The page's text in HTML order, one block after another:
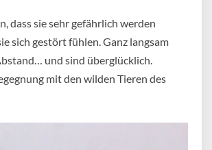
dass sie sehr gefährlich werden
sich gestört fühlen. Ganz langsam
und sind überglücklich.
mit den wilden Tieren des